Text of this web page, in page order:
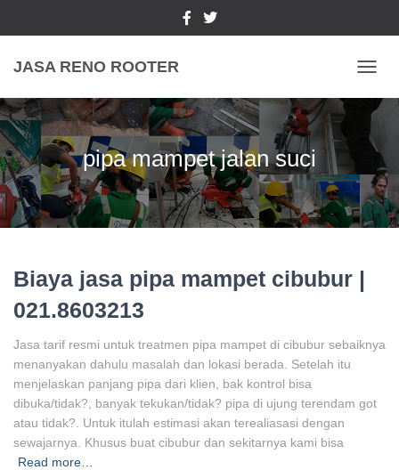
JASA RENO ROOTER
pipa mampet jalan suci
Biaya jasa pipa mampet cibubur |
021.8603213
Jasa tarif resmi untuk treatmen pipa mampet di cibubur sebaiknya
menanyakan dahulu masalah dan lokasi berada. Setelah itu
menjelaskan panjang pipa dari klien, bak kontrol bisa
dibuka/tidak?, banyak tekukan/tidak? pipa di ujung terendam got
atau tidak?. Untuk itulah estimasi akan terealiasasi dengan
sewajarnya. Khusus buat cibubur dan sekitarnya kami bisa
Read more…